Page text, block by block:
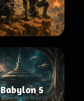
Babylon 5